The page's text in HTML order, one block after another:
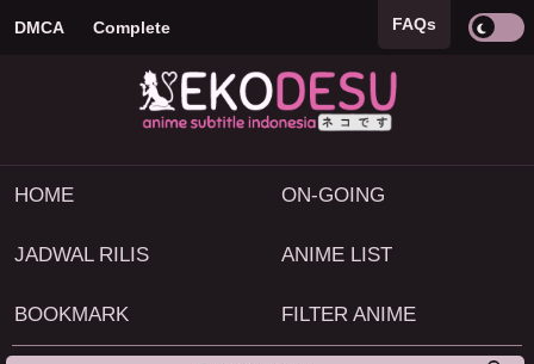
DMCA Complete FAQs
HOME ON-GOING
JADWAL RILIS ANIME LIST
BOOKMARK FILTER ANIME